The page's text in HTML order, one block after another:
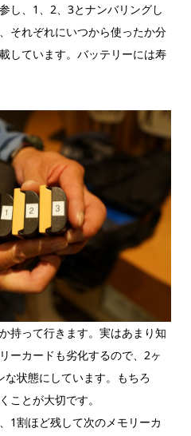
し、1、2、3とナンバリングし
それぞれにいつから使ったか分
しています。バッテリーには寿
持って行きます。実はあまり知
ーカードも劣化するので、2ヶ
状態にしています。もちろ
ことが大切です。
1割ほど残して次のメモリーカ